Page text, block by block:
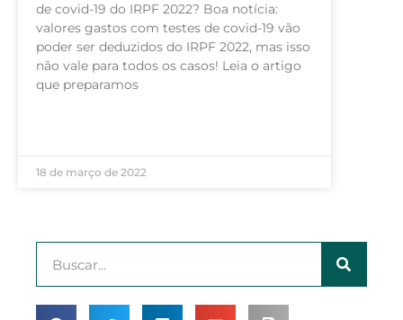
de covid-19 do IRPF 2022? Boa notícia:
valores gastos com testes de covid-19 vão
poder ser deduzidos do IRPF 2022, mas isso
não vale para todos os casos! Leia o artigo
que preparamos
18 de março de 2022